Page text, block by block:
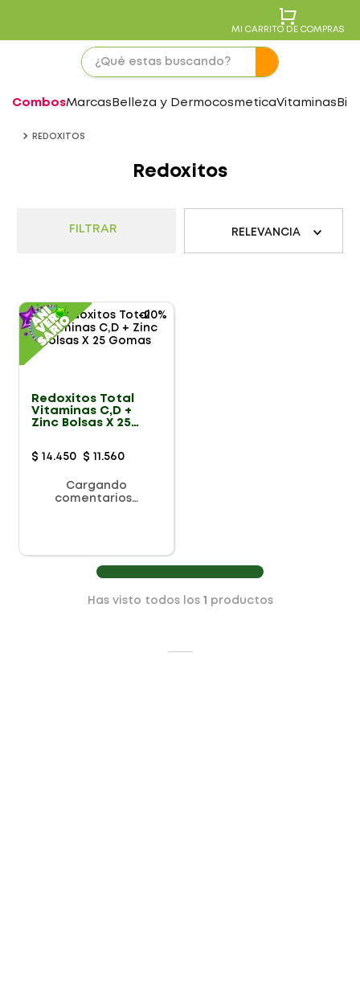
MI CARRITO DE COMPRAS
CombosMarcas Belleza y DermocosmeticaVitaminas
REDOXITOS
Redoxitos
FILTRAR RELEVANCIA
-20%
Redoxitos Total
Vitaminas C,D +
Zinc Bolsas X 25
$ 14.450 $ .560
Cargando
comentarios…
Has visto todos los productos